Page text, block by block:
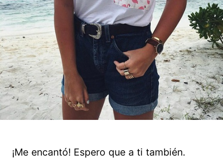
¡Me encantó! Espero que a ti también.